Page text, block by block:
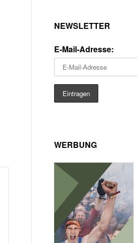
NEWSLETTER
E-Mail-Adresse:
WERBUNG